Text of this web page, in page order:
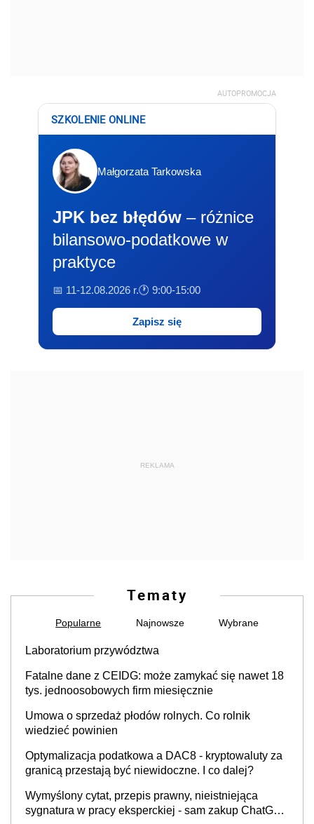
AUTOPROMOCJA
SZKOLENIE ONLINE
Małgorzata Tarkowska
JPK bez błędów – różnice
bilansowo-podatkowe w
praktyce
📅 11-12.08.2026 r.🕐 9:00-15:00
Zapisz się
REKLAMA
Tematy
Popularne Najnowsze Wybrane
Laboratorium przywództwa
Fatalne dane z CEIDG: może zamykać się nawet 18
tys. jednoosobowych firm miesięcznie
Umowa o sprzedaż płodów rolnych. Co rolnik
wiedzieć powinien
Optymalizacja podatkowa a DAC8 - kryptowaluty za
granicą przestają być niewidoczne. I co dalej?
Wymyślony cytat, przepis prawny, nieistniejąca
sygnatura w pracy eksperckiej - sam zakup ChatGPT